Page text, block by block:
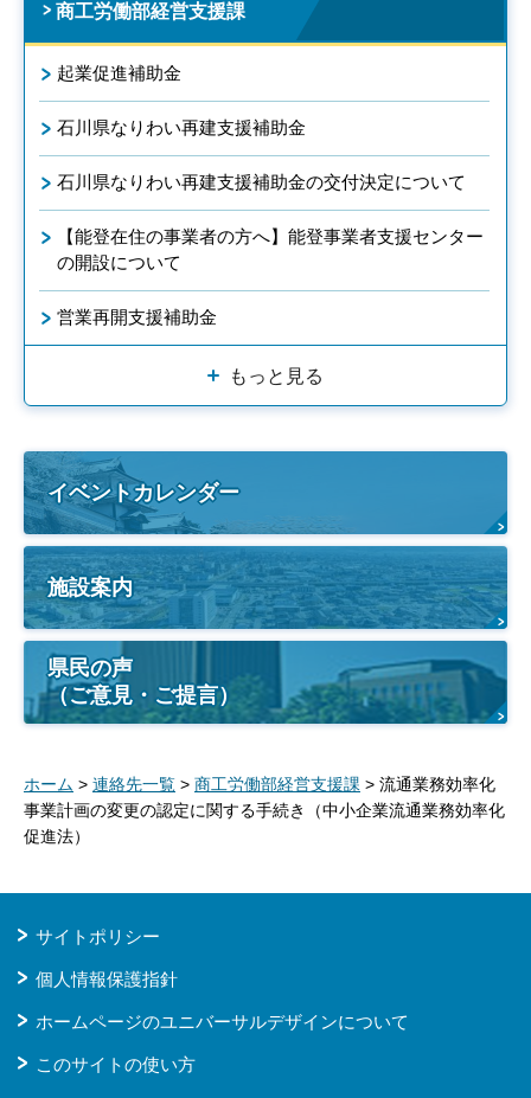
商工労働部経営支援課
起業促進補助金
石川県なりわい再建支援補助金
石川県なりわい再建支援補助金の交付決定について
【能登在住の事業者の方へ】能登事業者支援センター
の開設について
営業再開支援補助金
もっと見る
イベントカレンダー
施設案内
県民の声
（ご意見・ご提言）
ホーム > 連絡先一覧 > 商工労働部経営支援課 > 流通業務効率化
事業計画の変更の認定に関する手続き（中小企業流通業務効率化
促進法）
サイトポリシー
個人情報保護指針
ホームページのユニバーサルデザインについて
このサイトの使い方